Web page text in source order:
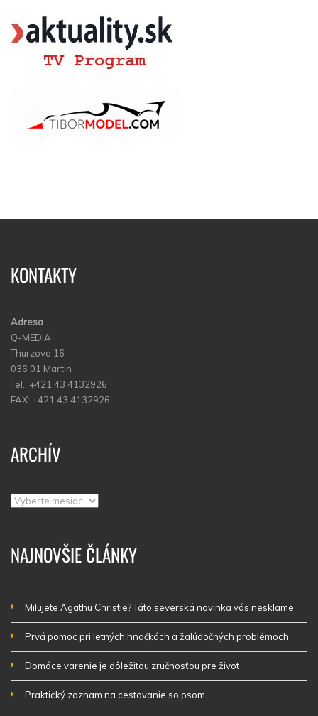
KONTAKTY
Adresa
Q-MEDIA
Thurzova 16
036 01 Martin
Tel.: +421 43 4132926
FAX: +421 43 4132926
ARCHÍV
Archív
NAJNOVŠIE ČLÁNKY
Milujete Agathu Christie? Táto severská novinka vás nesklame
Prvá pomoc pri letných hnačkách a žalúdočných problémoch
Domáce varenie je dôležitou zručnosťou pre život
Praktický zoznam na cestovanie so psom